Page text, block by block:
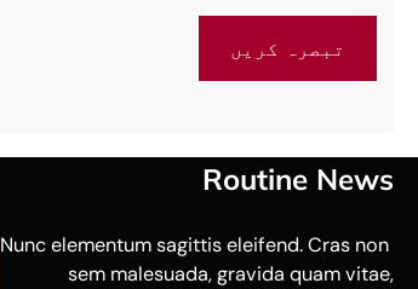
Routine News
Nunc elementum sagittis eleifend. Cras non
sem malesuada, gravida quam vitae,